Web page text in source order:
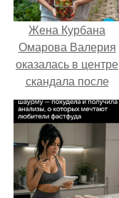
Жена Курбана
Омарова Валерия
оказалась в центре
скандала после
визита блогера
Марины ильиной в
её
косметологическую
клинику.